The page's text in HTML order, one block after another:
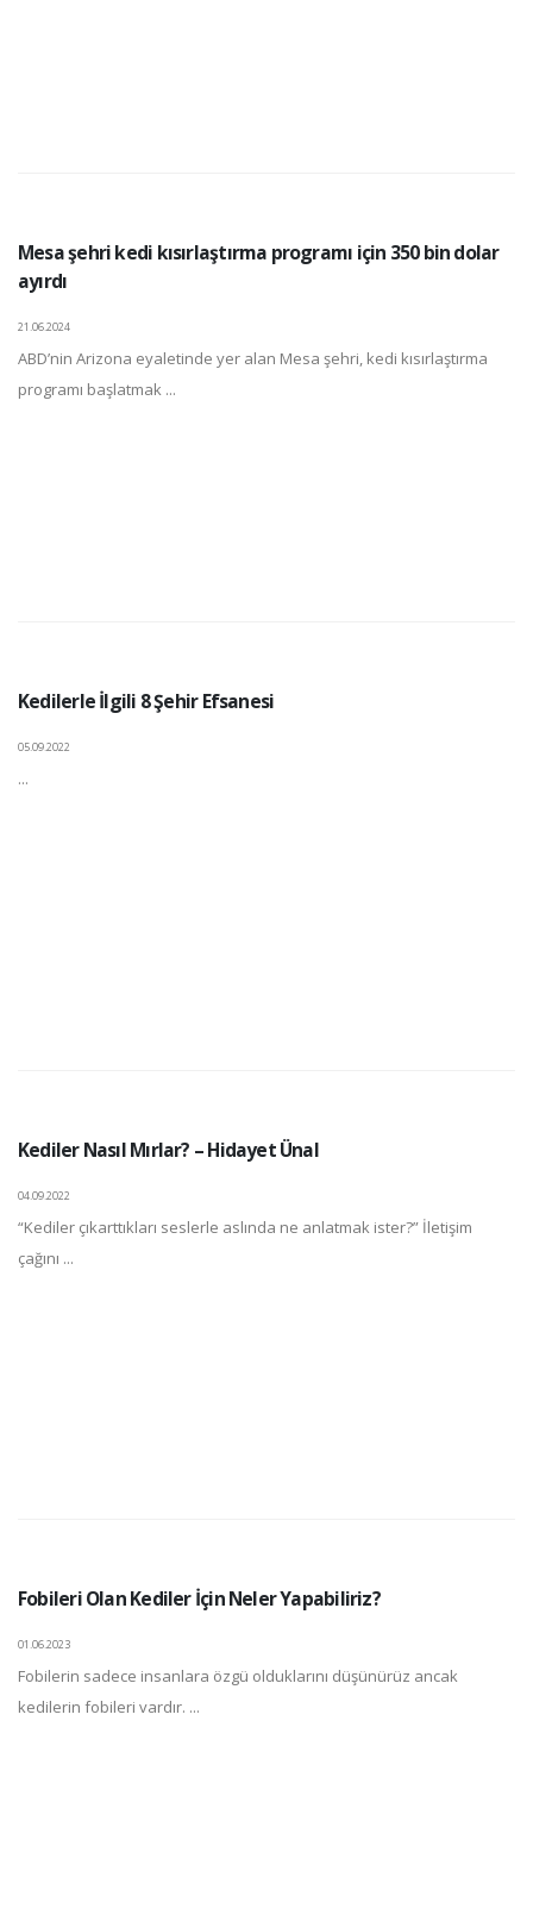
Mesa şehri kedi kısırlaştırma programı için 350 bin dolar
ayırdı
21.06.2024
ABD’nin Arizona eyaletinde yer alan Mesa şehri, kedi kısırlaştırma
programı başlatmak ...
Kedilerle İlgili 8 Şehir Efsanesi
05.09.2022
...
Kediler Nasıl Mırlar? – Hidayet Ünal
04.09.2022
“Kediler çıkarttıkları seslerle aslında ne anlatmak ister?” İletişim
çağını ...
Fobileri Olan Kediler İçin Neler Yapabiliriz?
01.06.2023
Fobilerin sadece insanlara özgü olduklarını düşünürüz ancak
kedilerin fobileri vardır. ...